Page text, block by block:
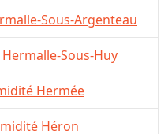
Sous-Argenteau
Sous-Huy
Hermée
Héron